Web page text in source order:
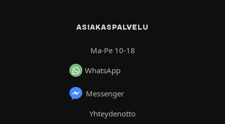
ASIAKASPALVELU
Ma-Pe 10-18
WhatsApp
Messenger
Yhteydenotto